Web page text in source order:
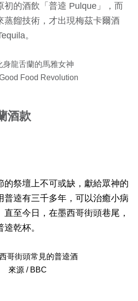
初的酒飲「普逵 Pulque」，而
蒸餾技術，才出現梅茲卡爾酒
。
身龍舌蘭的馬雅女神
Food Revolution
酒款
的祭壇上不可或缺，獻給眾神的
普逵有三千多年，可以治癒小病
至今日，在墨西哥街頭巷尾，
乾杯。
哥街頭常見的普逵酒
來源 / BBC